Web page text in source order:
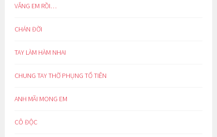
VẮNG EM RỒI…
CHÁN ĐỜI
TAY LÀM HÀM NHAI
CHUNG TAY THỜ PHỤNG TỔ TIÊN
ANH MÃI MONG EM
CÔ ĐỘC